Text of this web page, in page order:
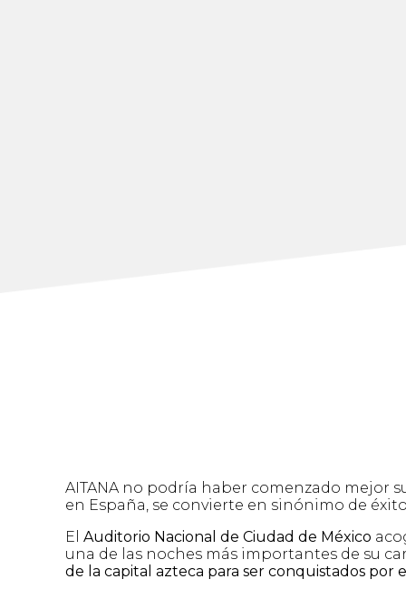
AITANA no podría haber comenzado mejor
en España, se convierte en sinónimo de
El Auditorio Nacional de Ciudad de México
una de las noches más importantes de su
de la capital azteca para ser conquistados por